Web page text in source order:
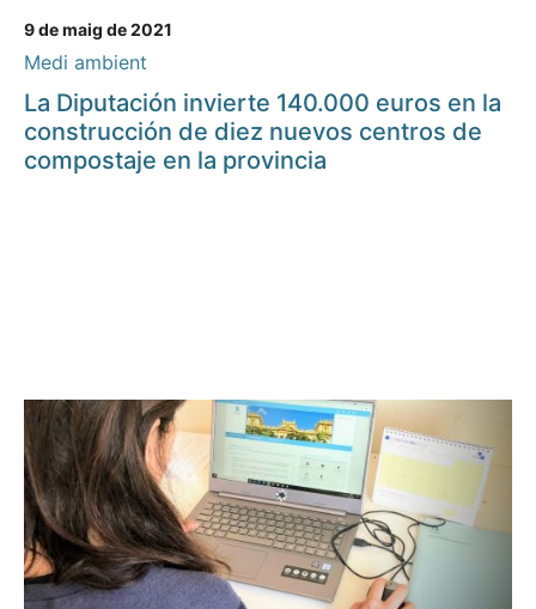
9 de maig de 2021
Medi ambient
La Diputación invierte 140.000 euros en la
construcción de diez nuevos centros de
compostaje en la provincia